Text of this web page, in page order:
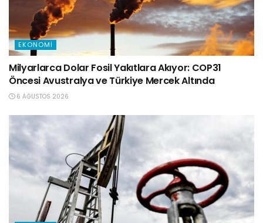
EKONOMI
Milyarlarca Dolar Fosil Yakıtlara Akıyor: COP31
Öncesi Avustralya ve Türkiye Mercek Altında
6 AĞUSTOS 2026